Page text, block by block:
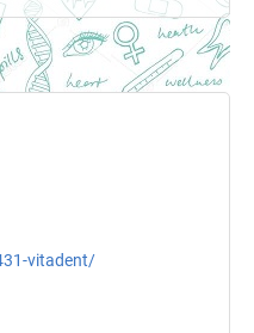
vitadent/